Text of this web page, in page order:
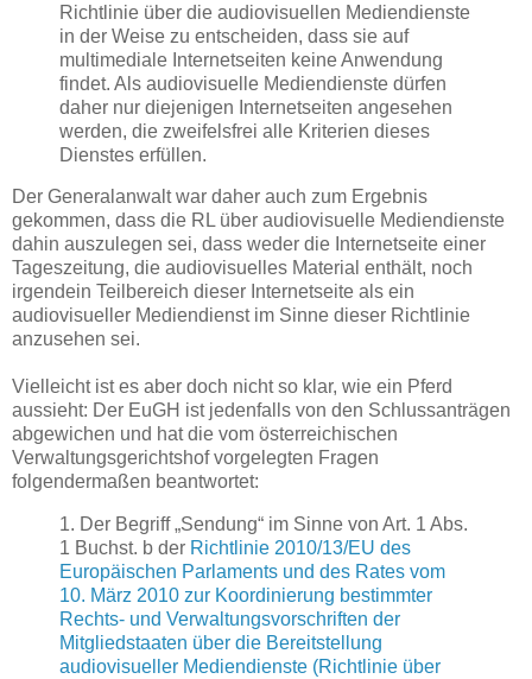
Richtlinie über die audiovisuellen Mediendienste
in der Weise zu entscheiden, dass sie auf
multimediale Internetseiten keine Anwendung
findet. Als audiovisuelle Mediendienste dürfen
daher nur diejenigen Internetseiten angesehen
werden, die zweifelsfrei alle Kriterien dieses
Dienstes erfüllen.
Der Generalanwalt war daher auch zum Ergebnis
gekommen, dass die RL über audiovisuelle Mediendienste
dahin auszulegen sei, dass weder die Internetseite einer
Tageszeitung, die audiovisuelles Material enthält, noch
irgendein Teilbereich dieser Internetseite als ein
audiovisueller Mediendienst im Sinne dieser Richtlinie
anzusehen sei.
Vielleicht ist es aber doch nicht so klar, wie ein Pferd
aussieht: Der EuGH ist jedenfalls von den Schlussanträgen
abgewichen und hat die vom österreichischen
Verwaltungsgerichtshof vorgelegten Fragen
folgendermaßen beantwortet:
1. Der Begriff „Sendung“ im Sinne von Art. 1 Abs.
1 Buchst. b der Richtlinie 2010/13/EU des
Europäischen Parlaments und des Rates vom
10. März 2010 zur Koordinierung bestimmter
Rechts- und Verwaltungsvorschriften der
Mitgliedstaaten über die Bereitstellung
audiovisueller Mediendienste (Richtlinie über